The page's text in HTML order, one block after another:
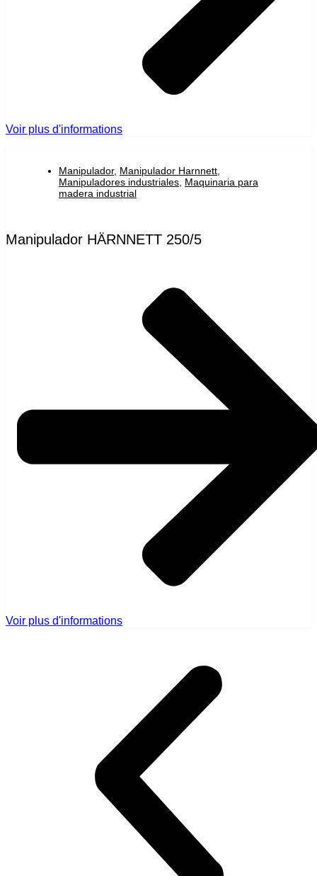
Voir plus d'informations
Manipulador, Manipulador Harnnett,
Manipuladores industriales, Maquinaria para
madera industrial
Manipulador HÄRNNETT 250/5
Voir plus d'informations